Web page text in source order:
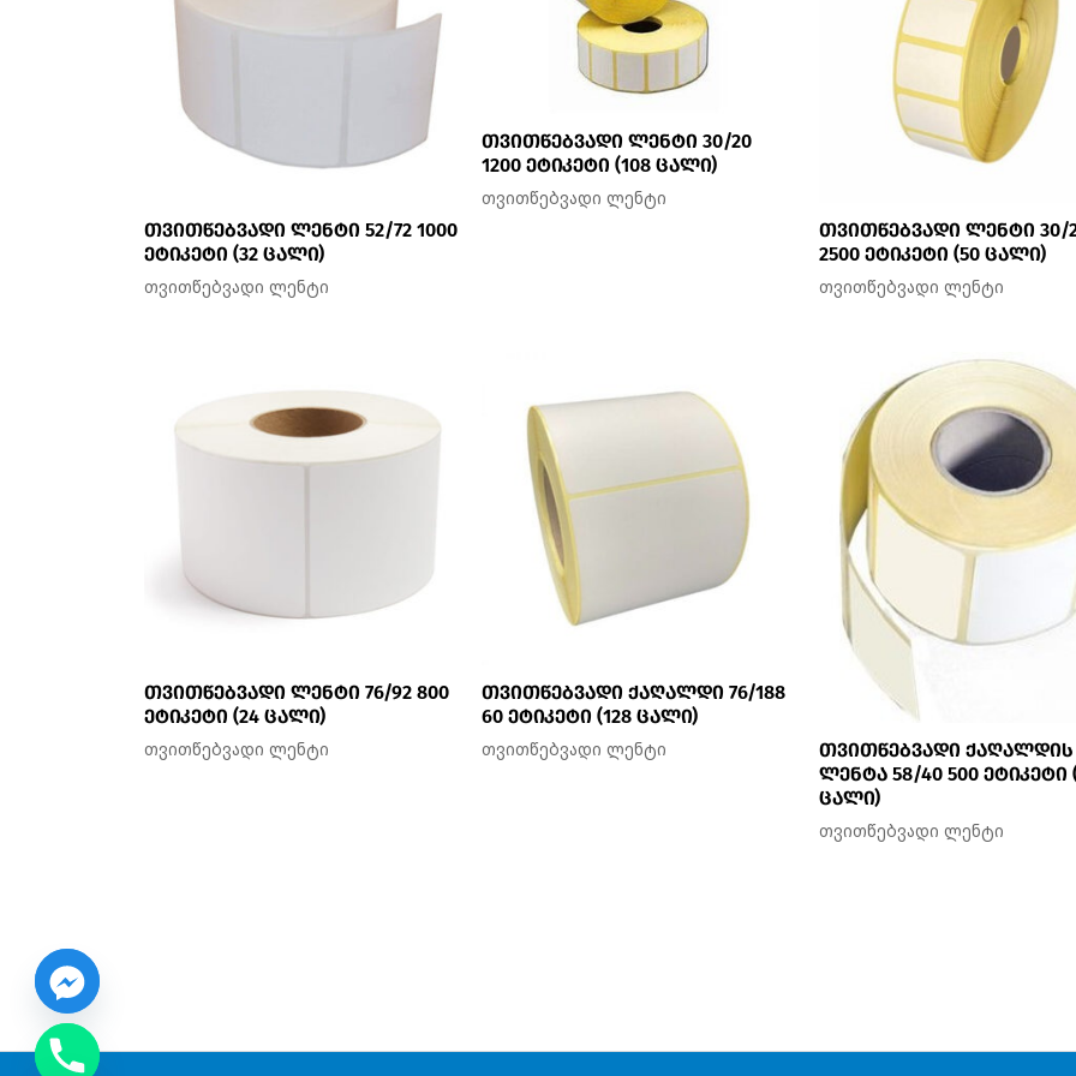
თვითწებვადი ლენტი 52/72 1000
ეტიკეტი (32 ცალი)
თვითწებვადი ლენტი
თვითწებვადი ლენტი 30/20
1200 ეტიკეტი (108 ცალი)
თვითწებვადი ლენტი
თვითწებვადი ლენტი 30/
2500 ეტიკეტი (50 ცალი)
თვითწებვადი ლენტი
თვითწებვადი ლენტი 76/92 800
ეტიკეტი (24 ცალი)
თვითწებვადი ლენტი
თვითწებვადი ქაღალდი 76/188
60 ეტიკეტი (128 ცალი)
თვითწებვადი ლენტი
თვითწებვადი ქაღალდის
ლენტა 58/40 500 ეტიკეტი
ცალი)
თვითწებვადი ლენტი